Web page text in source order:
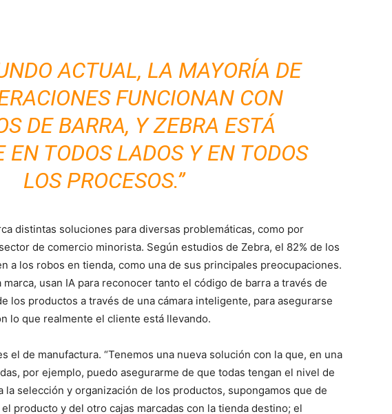
ACTUAL, LA MAYORÍA DE
FUNCIONAN CON
DE BARRA, Y ZEBRA ESTÁ
EN TODOS LADOS Y EN TODOS
LOS PROCESOS.”
distintas soluciones para diversas problemáticas, como por
de comercio minorista. Según estudios de Zebra, el 82% de los
a los robos en tienda, como una de sus principales preocupaciones.
usan IA para reconocer tanto el código de barra a través de
los productos a través de una cámara inteligente, para asegurarse
lo que realmente el cliente está llevando.
el de manufactura. “Tenemos una nueva solución con la que, en una
por ejemplo, puedo asegurarme de que todas tengan el nivel de
la selección y organización de los productos, supongamos que de
producto y del otro cajas marcadas con la tienda destino; el